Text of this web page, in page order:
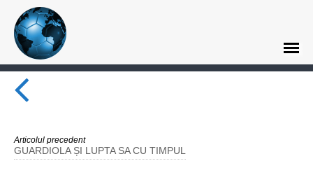
Articolul precedent
GUARDIOLA ȘI LUPTA SA CU TIMPUL